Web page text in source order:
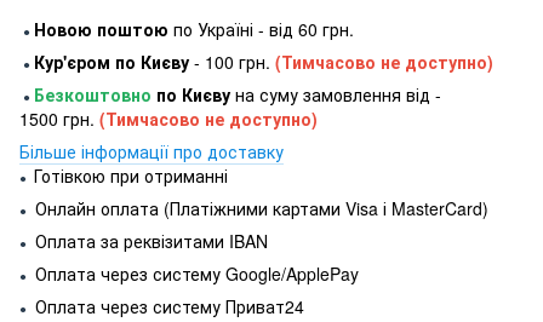
● Новою поштою по Україні - від 60 грн.
● Кур'єром по Києву - 100 грн. (Тимчасово не доступно)
● Безкоштовно по Києву на суму замовлення від -
1500 грн. (Тимчасово не доступно)
Більше інформації про доставку
● Готівкою при отриманні
● Онлайн оплата (Платіжними картами Visa і MasterCard)
● Оплата за реквізитами IBAN
● Оплата через систему Google/ApplePay
● Оплата через систему Приват24